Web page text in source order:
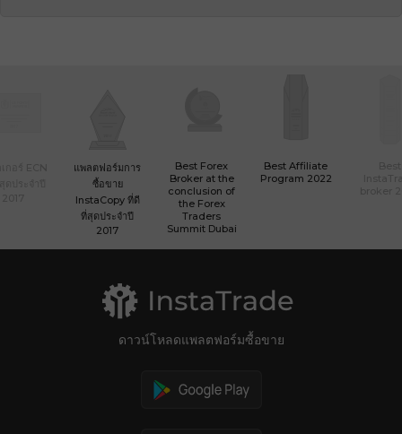
แพลตฟอร์มการ
ซื้อขาย
InstaCopy ที่ดี
ที่สุดประจำปี
2017
Best Forex
Broker at the
conclusion of
the Forex
Traders
Summit Dubai
Best Affiliate
Program 2022
ดาวน์โหลดแพลตฟอร์มซื้อขาย